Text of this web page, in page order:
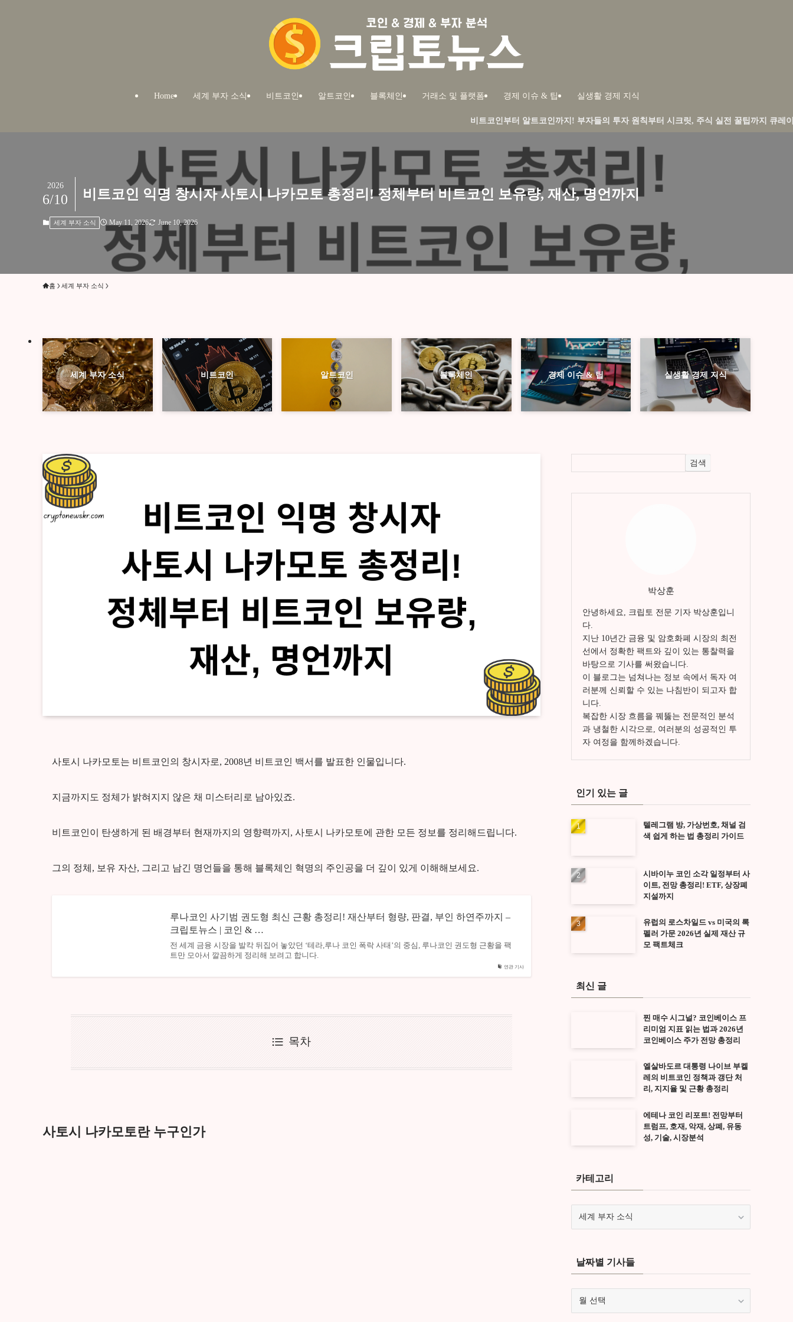
Home 세계 부자 소식 비트코인 알트코인 블록체인 거래소 및 플랫폼 경제 이슈 & 팁 실생활 경제 지식
비트코인부터 알트코인까지! 부자들의 투자 원칙부터 시크릿, 주식 실전 꿀팁까지 큐레이션합니다.
비트코인 익명 창시자 사토시 나카모토 총정리! 정체부터 비트코인 보유량, 재산, 명언까지
2026
6/10
세계 부자 소식 May 11, 2026 June 10, 2026
홈 세계 부자 소식
세계 부자 소식 비트코인 알트코인 블록체인 경제 이슈 & 팁 실생활 경제 지식
사토시 나카모토는 비트코인의 창시자로, 2008년 비트코인 백서를 발표한 인물입니다.
지금까지도 정체가 밝혀지지 않은 채 미스터리로 남아있죠.
비트코인이 탄생하게 된 배경부터 현재까지의 영향력까지, 사토시 나카모토에 관한 모든 정보를 정리해드립니다.
그의 정체, 보유 자산, 그리고 남긴 명언들을 통해 블록체인 혁명의 주인공을 더 깊이 있게 이해해보세요.
연관 기사
루나코인 사기범 권도형 최신 근황 총정리! 재산부터 형량, 판결, 부인 하연주까지 –
크립토뉴스 | 코인 & …
전 세계 금융 시장을 발칵 뒤집어 놓았던 ‘테라,루나 코인 폭락 사태’의 중심, 루나코인 권도형 근황을 팩
트만 모아서 깔끔하게 정리해 보려고 합니다.
목차
사토시 나카모토란 누구인가
검색
박상훈
안녕하세요, 크립토 전문 기자 박상훈입니
다.
지난 10년간 금융 및 암호화폐 시장의 최전
선에서 정확한 팩트와 깊이 있는 통찰력을
바탕으로 기사를 써왔습니다.
이 블로그는 넘쳐나는 정보 속에서 독자 여
러분께 신뢰할 수 있는 나침반이 되고자 합
니다.
복잡한 시장 흐름을 꿰뚫는 전문적인 분석
과 냉철한 시각으로, 여러분의 성공적인 투
자 여정을 함께하겠습니다.
인기 있는 글
텔레그램 방, 가상번호, 채널 검
색 쉽게 하는 법 총정리 가이드
시바이누 코인 소각 일정부터 사
이트, 전망 총정리! ETF, 상장폐
지설까지
유럽의 로스차일드 vs 미국의 록
펠러 가문 2026년 실제 재산 규
모 팩트체크
최신 글
찐 매수 시그널? 코인베이스 프
리미엄 지표 읽는 법과 2026년
코인베이스 주가 전망 총정리
엘살바도르 대통령 나이브 부켈
레의 비트코인 정책과 갱단 처
리, 지지율 및 근황 총정리
에테나 코인 리포트! 전망부터
트럼프, 호재, 악재, 상폐, 유동
성, 기술, 시장분석
카테고리
날짜별 기사들